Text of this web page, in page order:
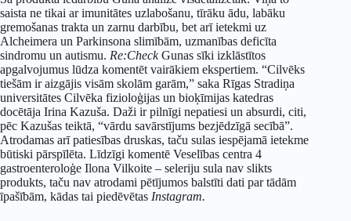
saista ne tikai ar imunitātes uzlabošanu, tīrāku ādu, labāku
gremošanas trakta un zarnu darbību, bet arī ietekmi uz
Alcheimera un Parkinsona slimībām, uzmanības deficīta
sindromu un autismu. Re:CheckGunas sīki izklāstītos
apgalvojumus lūdza komentēt vairākiem ekspertiem. “Cilvēks
tiešām ir aizgājis visām skolām garām,” saka Rīgas Stradiņa
universitātes Cilvēka fizioloģijas un bioķīmijas katedras
docētāja Irina Kazuša. Daži ir pilnīgi nepatiesi un absurdi, citi,
pēc Kazušas teiktā, “vārdu savārstījums bezjēdzīgā secībā”.
Atrodamas arī patiesības druskas, taču sulas iespējamā ietekme
būtiski pārspīlēta. Līdzīgi komentē Veselības centra 4
gastroenteroloģe Ilona Vilkoite – seleriju sula nav slikts
produkts, taču nav atrodami pētījumos balstīti dati par tādām
īpašībām, kādas tai piedēvētas Instagram.